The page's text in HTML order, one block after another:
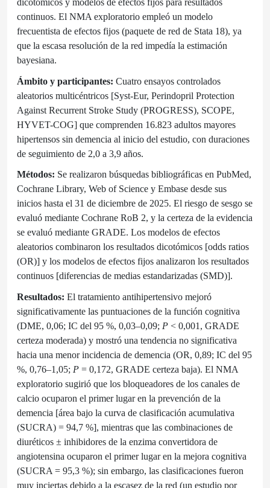
dicotómicos y modelos de efectos fijos para resultados
continuos. El NMA exploratorio empleó un modelo
frecuentista de efectos fijos (paquete de red de Stata 18), ya
que la escasa resolución de la red impedía la estimación
bayesiana.
Ámbito y participantes: Cuatro ensayos controlados
aleatorios multicéntricos [Syst-Eur, Perindopril Protection
Against Recurrent Stroke Study (PROGRESS), SCOPE,
HYVET-COG] que comprenden 16.823 adultos mayores
hipertensos sin demencia al inicio del estudio, con duraciones
de seguimiento de 2,0 a 3,9 años.
Métodos: Se realizaron búsquedas bibliográficas en PubMed,
Cochrane Library, Web of Science y Embase desde sus
inicios hasta el 31 de diciembre de 2025. El riesgo de sesgo se
evaluó mediante Cochrane RoB 2, y la certeza de la evidencia
se evaluó mediante GRADE. Los modelos de efectos
aleatorios combinaron los resultados dicotómicos [odds ratios
(OR)] y los modelos de efectos fijos analizaron los resultados
continuos [diferencias de medias estandarizadas (SMD)].
Resultados: El tratamiento antihipertensivo mejoró
significativamente las puntuaciones de la función cognitiva
(DME, 0,06; IC del 95 %, 0,03–0,09; P < 0,001, GRADE
certeza moderada) y mostró una tendencia no significativa
hacia una menor incidencia de demencia (OR, 0,89; IC del 95
%, 0,76–1,05; P = 0,172, GRADE certeza baja). El NMA
exploratorio sugirió que los bloqueadores de los canales de
calcio ocuparon el primer lugar en la prevención de la
demencia [área bajo la curva de clasificación acumulativa
(SUCRA) = 94,7 %], mientras que las combinaciones de
diuréticos ± inhibidores de la enzima convertidora de
angiotensina ocuparon el primer lugar en la mejora cognitiva
(SUCRA = 95,3 %); sin embargo, las clasificaciones fueron
muy inciertas debido a la escasez de la red (un estudio por